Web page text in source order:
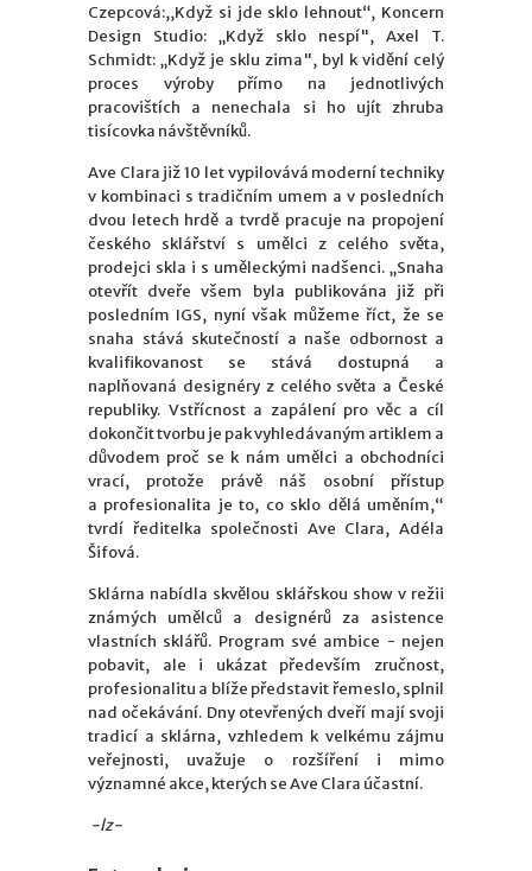
Czepcová:,,Když si jde sklo lehnout“, Koncern
Design Studio: „Když sklo nespí", Axel T.
Schmidt: „Když je sklu zima", byl k vidění celý
proces výroby přímo na jednotlivých
pracovištích a nenechala si ho ujít zhruba
tisícovka návštěvníků.
Ave Clara již 10 let vypilovává moderní techniky
v kombinaci s tradičním umem a v posledních
dvou letech hrdě a tvrdě pracuje na propojení
českého sklářství s umělci z celého světa,
prodejci skla i s uměleckými nadšenci. „Snaha
otevřít dveře všem byla publikována již při
posledním IGS, nyní však můžeme říct, že se
snaha stává skutečností a naše odbornost a
kvalifikovanost se stává dostupná a
naplňovaná designéry z celého světa a České
republiky. Vstřícnost a zapálení pro věc a cíl
dokončit tvorbu je pak vyhledávaným artiklem a
důvodem proč se k nám umělci a obchodníci
vrací, protože právě náš osobní přístup
a profesionalita je to, co sklo dělá uměním,“
tvrdí ředitelka společnosti Ave Clara, Adéla
Šifová.
Sklárna nabídla skvělou sklářskou show v režii
známých umělců a designérů za asistence
vlastních sklářů. Program své ambice - nejen
pobavit, ale i ukázat především zručnost,
profesionalitu a blíže představit řemeslo, splnil
nad očekávání. Dny otevřených dveří mají svoji
tradicí a sklárna, vzhledem k velkému zájmu
veřejnosti, uvažuje o rozšíření i mimo
významné akce, kterých se Ave Clara účastní.
-lz-